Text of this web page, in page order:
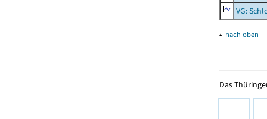
VG:
▴ nach oben
Das